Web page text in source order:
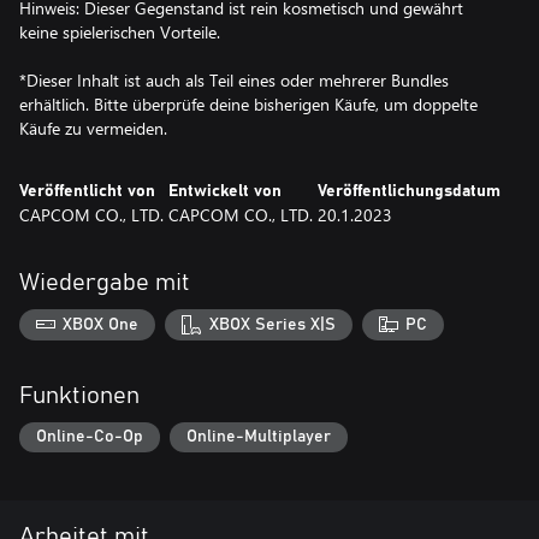
Hinweis: Dieser Gegenstand ist rein kosmetisch und gewährt
keine spielerischen Vorteile.
*Dieser Inhalt ist auch als Teil eines oder mehrerer Bundles
erhältlich. Bitte überprüfe deine bisherigen Käufe, um doppelte
Käufe zu vermeiden.
Veröffentlicht von
CAPCOM CO., LTD.
Entwickelt von
CAPCOM CO., LTD.
Veröffentlichungsdatum
20.1.2023
Wiedergabe mit
XBOX One XBOX Series X|S PC
Funktionen
Online-Co-Op Online-Multiplayer